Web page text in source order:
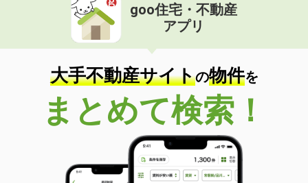
価 格
住 所
岐阜県各務原市尾崎南町１
建物面積 108.13m²
土地面積
259.28m²
岐阜県各務原市川島笠田町
価 格
2,130万円
岐阜県各務原市川島笠田町
103.92m²
土地面積 155.8m²
goo住宅・不動産
アプリ
大手不動産サイトの物件を
まとめて検索！